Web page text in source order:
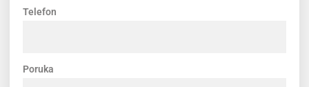
Telefon
Poruka